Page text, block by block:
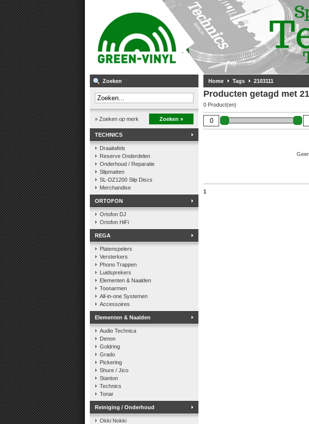
Zoeken
» Zoeken op merk Zoeken »
TECHNICS
Draaitafels
Reserve Onderdelen
Onderhoud / Reparatie
Slipmatten
SL-DZ1200 Slip Discs
Merchandise
ORTOFON
Ortofon DJ
Ortofon HiFi
REGA
Platenspelers
Versterkers
Phono Trappen
Luidsprekers
Elementen & Naalden
Toonarmen
All-in-one Systemen
Accessoires
Elementen & Naalden
Audio Technica
Denon
Goldring
Grado
Pickering
Shure / Jico
Stanton
Technics
Tonar
Reiniging / Onderhoud
Okki Nokki
Home Tags 2103111
Producten getagd met
0 Product(en)
1